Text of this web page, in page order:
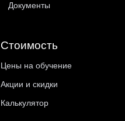
Стоимость
Цены на обучение
Акции и скидки
Калькулятор
Документы